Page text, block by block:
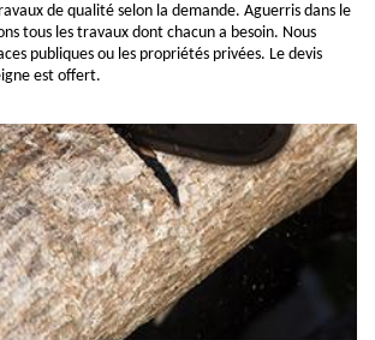
de qualité selon la demande. Aguerris dans le
tous les travaux dont chacun a besoin. Nous
publiques ou les propriétés privées. Le devis
est offert.